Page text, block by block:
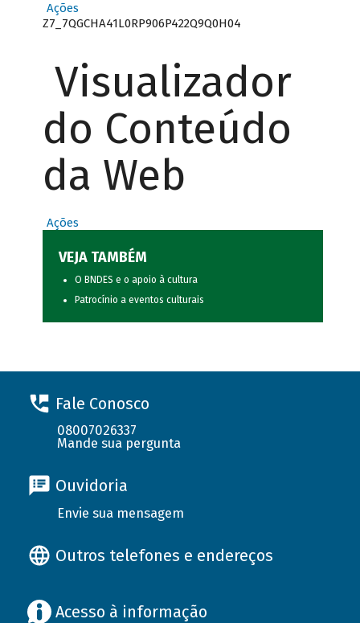
Ações
Z7_7QGCHA41L0RP906P422Q9Q0H04
Visualizador
do Conteúdo
da Web
Ações
VEJA TAMBÉM
O BNDES e o apoio à cultura
Patrocínio a eventos culturais
Fale Conosco
08007026337
Mande sua pergunta
Ouvidoria
Envie sua mensagem
Outros telefones e endereços
Acesso à informação